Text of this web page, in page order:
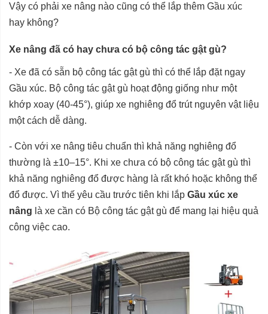
Vậy có phải xe nâng nào cũng có thể lắp thêm Gầu xúc
hay không?
Xe nâng đã có hay chưa có bộ công tác gật gù?
- Xe đã có sẵn bộ công tác gật gù thì có thể lắp đặt ngay
Gầu xúc. Bộ công tác gật gù hoạt động giống như một
khớp xoay (40-45°), giúp xe nghiêng đổ trút nguyên vật liệu
một cách dễ dàng.
- Còn với xe nâng tiêu chuẩn thì khả năng nghiêng đổ
thường là ±10–15°. Khi xe chưa có bộ công tác gật gù thì
khả năng nghiêng đổ được hàng là rất khó hoặc không thể
đổ được. Vì thế yêu cầu trước tiên khi lắp Gầu xúc xe
nâng là xe cần có Bộ công tác gật gù để mang lại hiệu quả
công việc cao.